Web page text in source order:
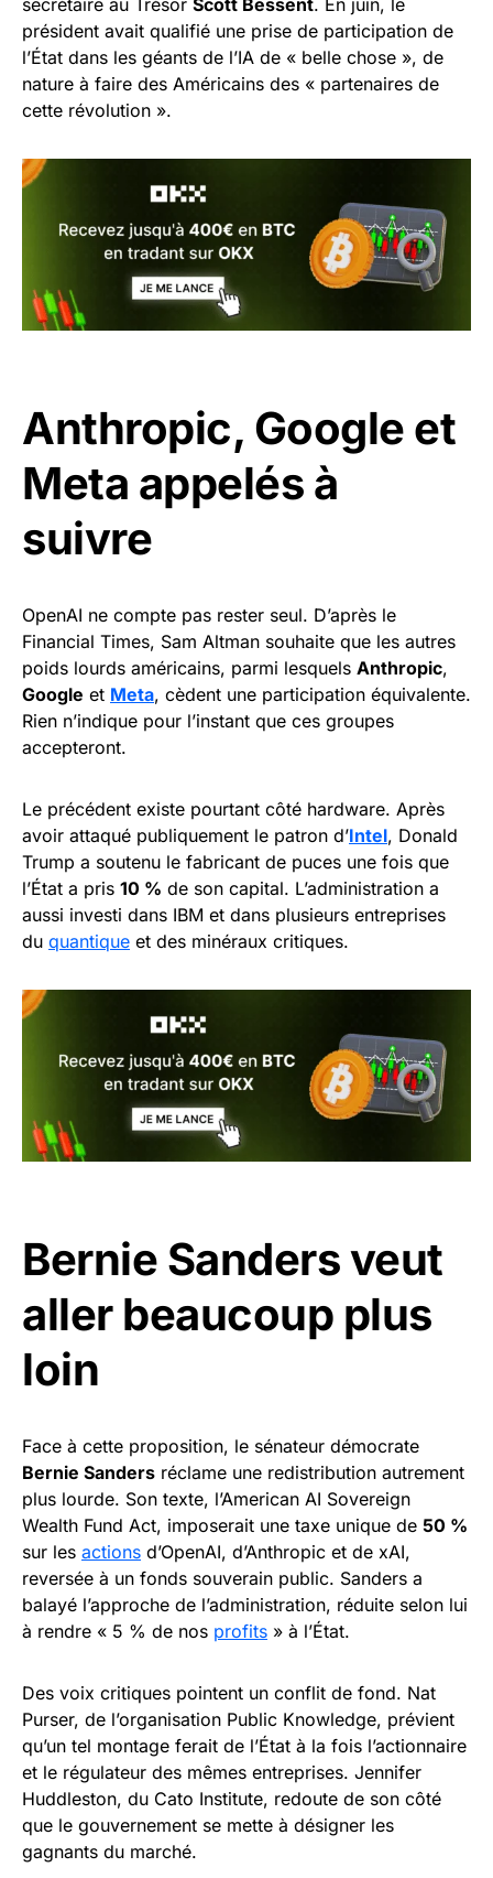
président avait qualifié une prise de participation de
l’État dans les géants de l’IA de « belle chose », de
nature à faire des Américains des « partenaires de
cette révolution ».
Anthropic, Google et
Meta appelés à
suivre
OpenAI ne compte pas rester seul. D’après le
Financial Times, Sam Altman souhaite que les autres
poids lourds américains, parmi lesquels Anthropic,
Google et Meta, cèdent une participation équivalente.
Rien n’indique pour l’instant que ces groupes
accepteront.
Le précédent existe pourtant côté hardware. Après
avoir attaqué publiquement le patron d’Intel, Donald
Trump a soutenu le fabricant de puces une fois que
l’État a pris 10 % de son capital. L’administration a
aussi investi dans IBM et dans plusieurs entreprises
du quantique et des minéraux critiques.
Bernie Sanders veut
aller beaucoup plus
loin
Face à cette proposition, le sénateur démocrate
Bernie Sanders réclame une redistribution autrement
plus lourde. Son texte, l’American AI Sovereign
Wealth Fund Act, imposerait une taxe unique de 50 %
sur les actions d’OpenAI, d’Anthropic et de xAI,
reversée à un fonds souverain public. Sanders a
balayé l’approche de l’administration, réduite selon lui
à rendre « 5 % de nos profits » à l’État.
Des voix critiques pointent un conflit de fond. Nat
Purser, de l’organisation Public Knowledge, prévient
qu’un tel montage ferait de l’État à la fois l’actionnaire
et le régulateur des mêmes entreprises. Jennifer
Huddleston, du Cato Institute, redoute de son côté
que le gouvernement se mette à désigner les
gagnants du marché.